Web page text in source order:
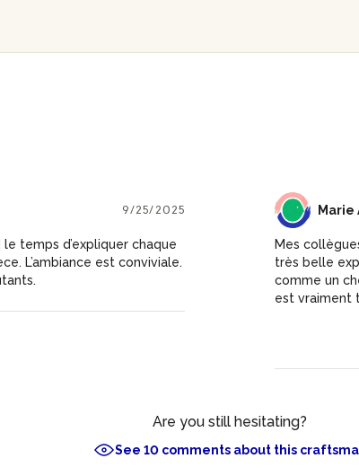
9/25/2025
temps d’expliquer chaque
L’ambiance est conviviale.
MA Marie
Mes
très belle
comme un
est vraiment
Are you still hesitating?
See 10 comments about this